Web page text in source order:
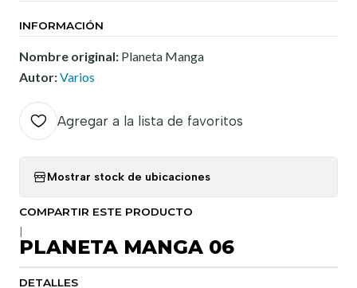
INFORMACIÓN
Nombre original: Planeta Manga
Autor:Varios
Agregar a la lista de favoritos
Mostrar stock de ubicaciones
COMPARTIR ESTE PRODUCTO
PLANETA MANGA 06
DETALLES